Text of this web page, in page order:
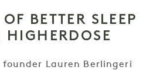
BETTER SLEEP
HIGHERDOSE
founder Lauren Berlingeri